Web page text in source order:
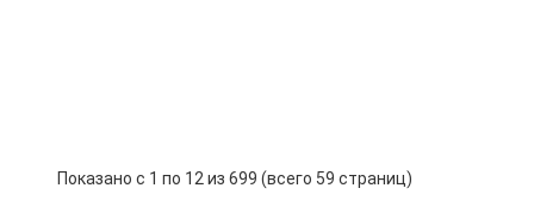
Показано с 1 по 12 из 699 (всего 59 страниц)